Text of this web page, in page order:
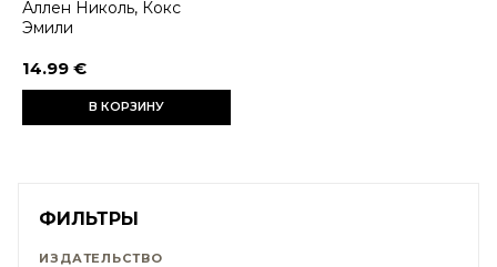
ФИЛЬТРЫ
ИЗДАТЕЛЬСТВО
Аллен Николь, Кокс
Эмили
14.99 €
В КОРЗИНУ